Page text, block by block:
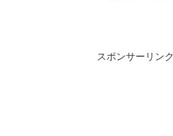
スポンサーリンク